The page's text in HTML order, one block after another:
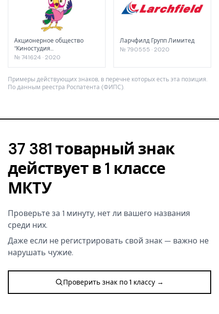
Акционерное общество
"Киностудия
"Союзмультфильм"
№ 741624 · 2020
Ларчфилд Групп Лимитед
№ 790555 · 2020
Примеры действующих знаков, в перечне которых есть эта позиция.
По данным реестра Роспатента (ФИПС).
37 381 товарный знак
действует в 1 классе
МКТУ
Проверьте за 1 минуту, нет ли вашего названия
среди них.
Даже если не регистрировать свой знак — важно не
нарушать чужие.
Проверить знак по 1 классу →